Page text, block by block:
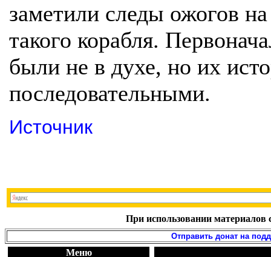
заметили следы ожогов
такого корабля.
были не в духе, но их
последовательными.
Источник
При использовании материалов
Отправить донат на
Меню